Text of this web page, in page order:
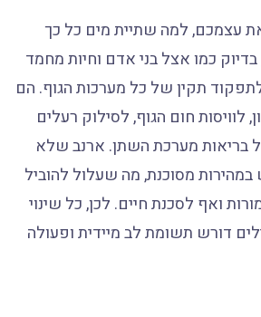
עצמכם, למה שתיית מים כל כך
כמו אצל בני אדם וחיות מחמד
תקין של כל מערכות הגוף. הם
לוויסות חום הגוף, לסילוק רעלים
בריאות מערכת השתן. ארנב שלא
מסוכנת, מה שעלול להוביל
ואף לסכנת חיים. לכן, כל שינוי
דורש תשומת לב מיידית ופעולה